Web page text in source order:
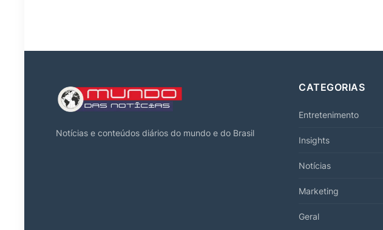
Notícias e conteúdos diários do mundo e do Brasil
CATEGORIAS
Entretenimento
Insights
Notícias
Marketing
Geral